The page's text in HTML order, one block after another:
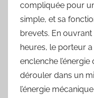
compliquée pour
simple, et sa
brevets. En
heures, le porteur
enclenche
dérouler dans un
l’énergie